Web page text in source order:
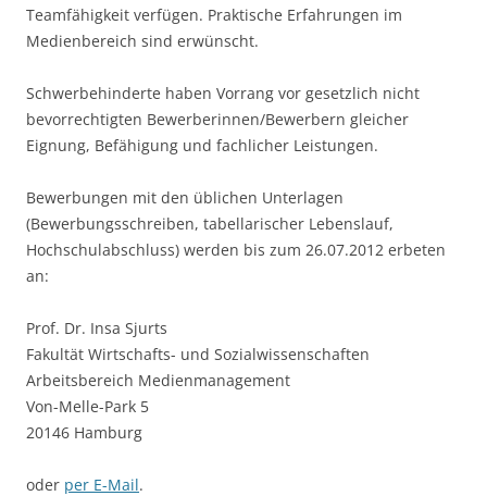
Teamfähigkeit verfügen. Praktische Erfahrungen im
Medienbereich sind erwünscht.
Schwerbehinderte haben Vorrang vor gesetzlich nicht
bevorrechtigten Bewerberinnen/Bewerbern gleicher
Eignung, Befähigung und fachlicher Leistungen.
Bewerbungen mit den üblichen Unterlagen
(Bewerbungsschreiben, tabellarischer Lebenslauf,
Hochschulabschluss) werden bis zum 26.07.2012 erbeten
an:
Prof. Dr. Insa Sjurts
Fakultät Wirtschafts- und Sozialwissenschaften
Arbeitsbereich Medienmanagement
Von-Melle-Park 5
20146 Hamburg
oder per E-Mail.